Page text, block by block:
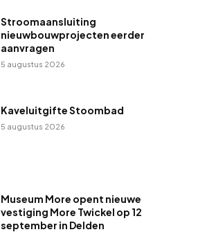
Stroomaansluiting
nieuwbouwprojecten eerder
aanvragen
5 augustus 2026
Kaveluitgifte Stoombad
5 augustus 2026
Museum More opent nieuwe
vestiging More Twickel op 12
september in Delden